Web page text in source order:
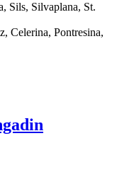
Sils, Silvaplana, St.
Celerina, Pontresina,